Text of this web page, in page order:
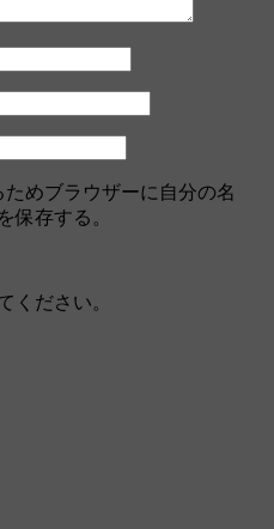
めブラウザーに自分の名
保存する。
ください。